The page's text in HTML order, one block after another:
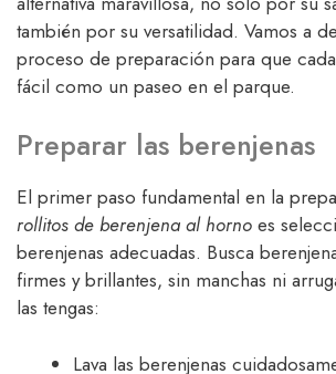
también por su versatilidad. Vamos a
proceso de preparación para que
fácil como un paseo en el parque.
Preparar las berenjenas
El primer paso fundamental en la
rollitos de berenjena al horno es
berenjenas adecuadas. Busca
firmes y brillantes, sin manchas ni
las tengas:
Lava las berenjenas